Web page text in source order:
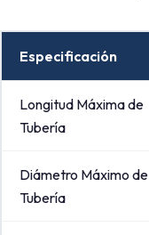
Especificación
Longitud Máxima de
Tubería
Diámetro Máximo de
Tubería